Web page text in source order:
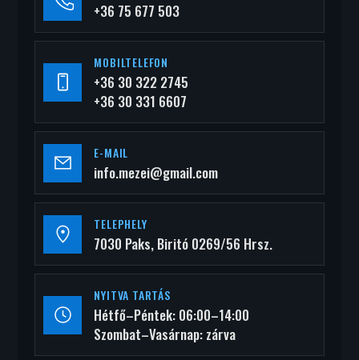
+36 75 677 503
MOBILTELEFON
+36 30 322 2745
+36 30 331 6607
E-MAIL
info.mezei@gmail.com
TELEPHELY
7030 Paks, Biritó 0269/56 Hrsz.
NYITVA TARTÁS
Hétfő–Péntek: 06:00–14:00
Szombat–Vasárnap: zárva